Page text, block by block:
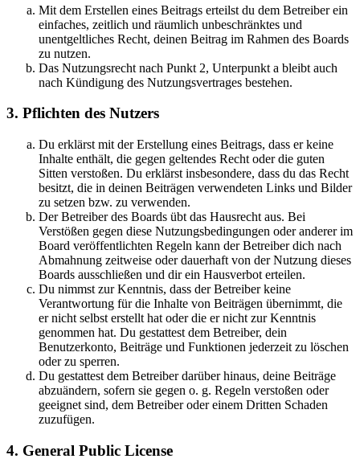
Mit dem Erstellen eines Beitrags erteilst du dem Betreiber ein
einfaches, zeitlich und räumlich unbeschränktes und
unentgeltliches Recht, deinen Beitrag im Rahmen des Boards
zu nutzen.
Das Nutzungsrecht nach Punkt 2, Unterpunkt a bleibt auch
nach Kündigung des Nutzungsvertrages bestehen.
3. Pflichten des Nutzers
Du erklärst mit der Erstellung eines Beitrags, dass er keine
Inhalte enthält, die gegen geltendes Recht oder die guten
Sitten verstoßen. Du erklärst insbesondere, dass du das Recht
besitzt, die in deinen Beiträgen verwendeten Links und Bilder
zu setzen bzw. zu verwenden.
Der Betreiber des Boards übt das Hausrecht aus. Bei
Verstößen gegen diese Nutzungsbedingungen oder anderer im
Board veröffentlichten Regeln kann der Betreiber dich nach
Abmahnung zeitweise oder dauerhaft von der Nutzung dieses
Boards ausschließen und dir ein Hausverbot erteilen.
Du nimmst zur Kenntnis, dass der Betreiber keine
Verantwortung für die Inhalte von Beiträgen übernimmt, die
er nicht selbst erstellt hat oder die er nicht zur Kenntnis
genommen hat. Du gestattest dem Betreiber, dein
Benutzerkonto, Beiträge und Funktionen jederzeit zu löschen
oder zu sperren.
Du gestattest dem Betreiber darüber hinaus, deine Beiträge
abzuändern, sofern sie gegen o. g. Regeln verstoßen oder
geeignet sind, dem Betreiber oder einem Dritten Schaden
zuzufügen.
4. General Public License